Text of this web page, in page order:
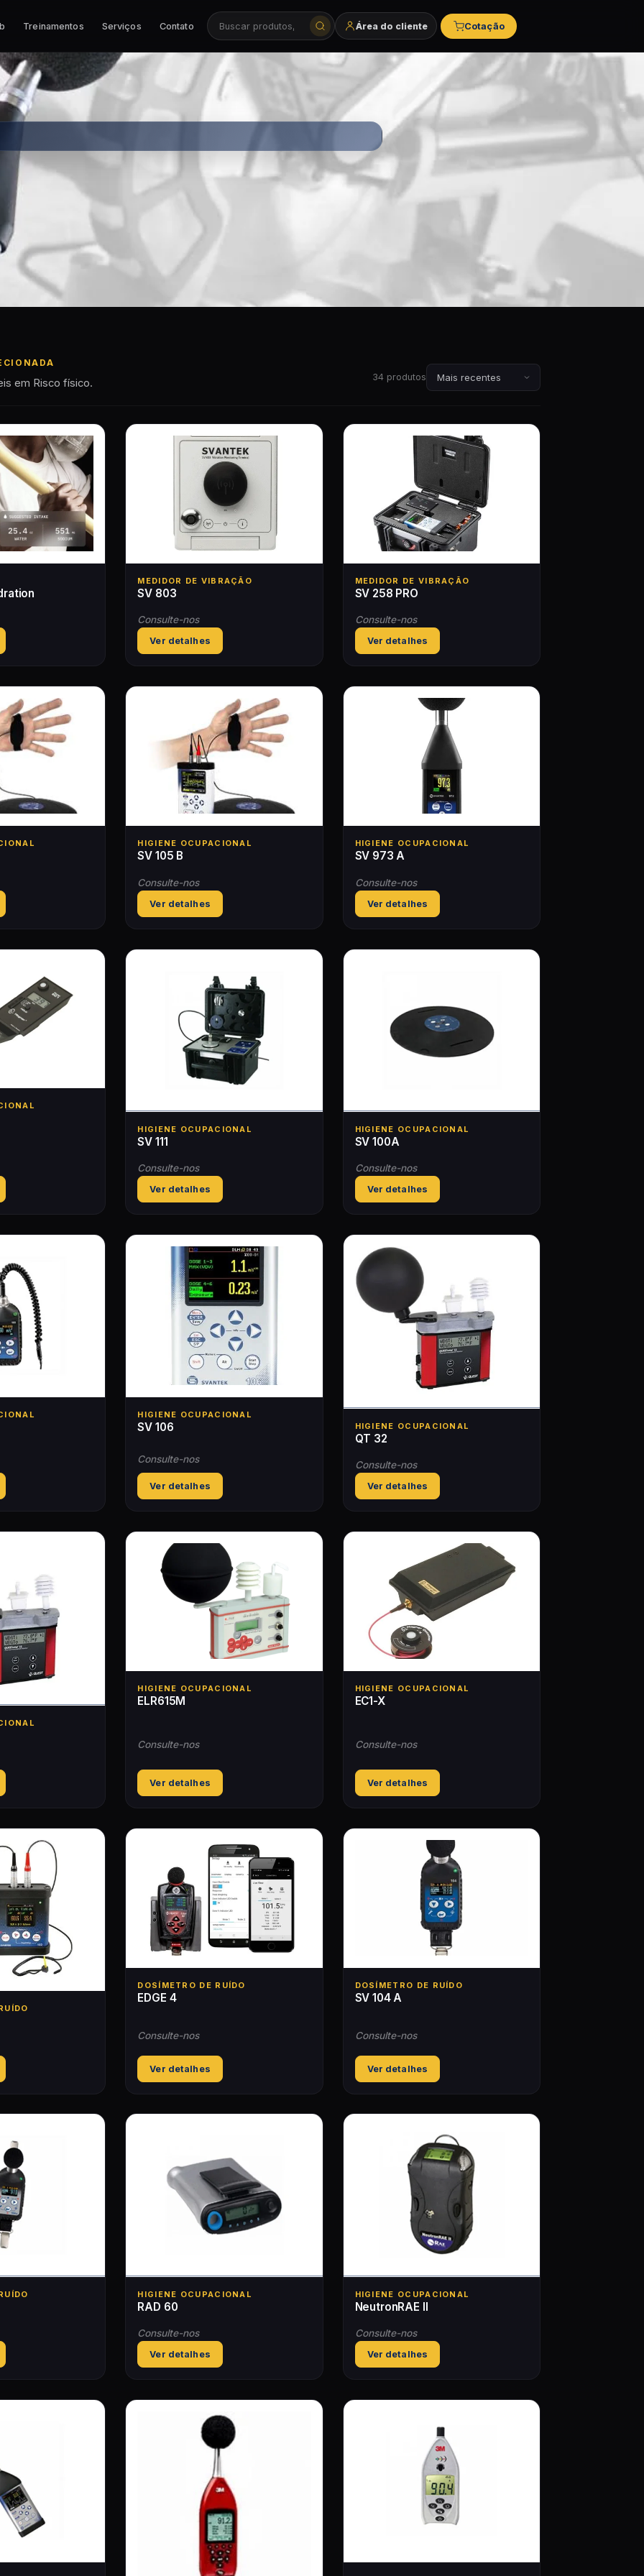
Treinamentos Serviços Contato
Buscar produtos, categorias e marcas
Área do cliente Cotação
em Risco físico. 34 produtos
MEDIDOR DE VIBRAÇÃO
SV 803
Consulte-nos
Ver detalhes
MEDIDOR DE VIBRAÇÃO
SV 258 PRO
Consulte-nos
Ver detalhes
HIGIENE OCUPACIONAL
SV 105 B
Consulte-nos
Ver detalhes
HIGIENE OCUPACIONAL
SV 973 A
Consulte-nos
Ver detalhes
HIGIENE OCUPACIONAL
SV 111
Consulte-nos
Ver detalhes
HIGIENE OCUPACIONAL
SV 100A
Consulte-nos
Ver detalhes
HIGIENE OCUPACIONAL
SV 106
Consulte-nos
Ver detalhes
HIGIENE OCUPACIONAL
QT 32
Consulte-nos
Ver detalhes
HIGIENE OCUPACIONAL
ELR615M
Consulte-nos
Ver detalhes
HIGIENE OCUPACIONAL
EC1-X
Consulte-nos
Ver detalhes
DOSÍMETRO DE RUÍDO
EDGE 4
Consulte-nos
Ver detalhes
DOSÍMETRO DE RUÍDO
SV 104 A
Consulte-nos
Ver detalhes
HIGIENE OCUPACIONAL
RAD 60
Consulte-nos
Ver detalhes
HIGIENE OCUPACIONAL
NeutronRAE II
Consulte-nos
Ver detalhes